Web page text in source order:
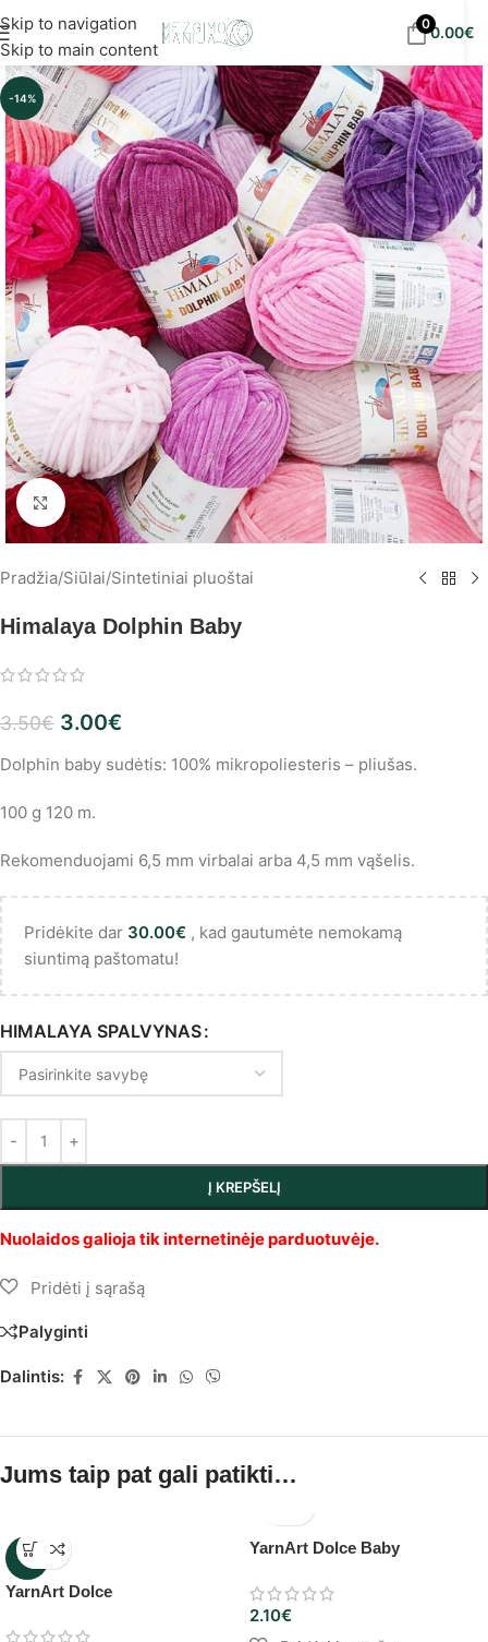
Skip to navigation
Skip to main content
eur!
00.00€
-14%
Spustelėkite, norėdami padidinti
Pradžia/Siūlai/Sintetiniai pluoštai
Himalaya Dolphin Baby
3.50€ 3.00€
Dolphin baby sudėtis: 100% mikropoliesteris – pliušas.
100 g 120 m.
Rekomenduojami 6,5 mm virbalai arba 4,5 mm vąšelis.
Pridėkite dar 30.00€ , kad gautumėte nemokamą
siuntimą paštomatu!
HIMALAYA SPALVYNAS
Į KREPŠELĮ
Palyginti
Dalintis:
Jums taip pat gali patikti…
-7%
YarnArt Dolce
YarnArt Dolce Baby
2.10€